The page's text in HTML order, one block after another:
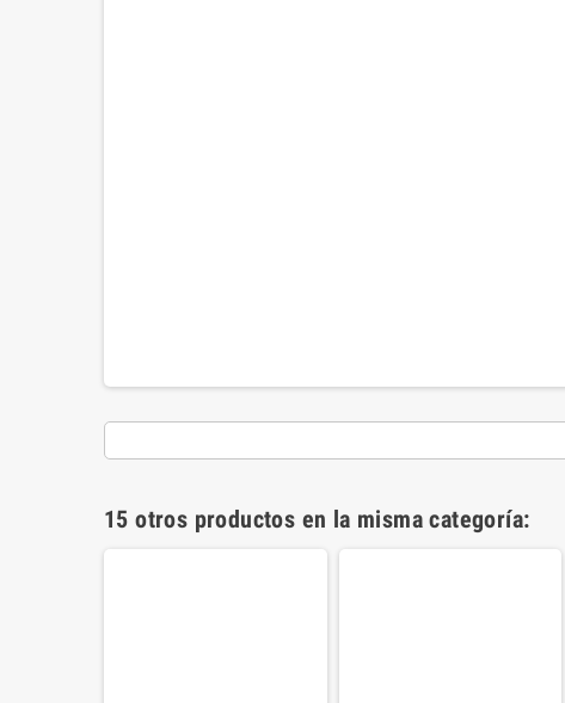
15 otros productos en la misma categoría: